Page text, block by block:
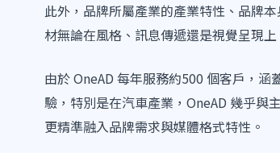
此外，品牌所屬產業的產業特性、品牌
材無論在風格、訊息傳遞還是視覺呈現
由於 OneAD 每年服務約500 個客戶，
驗，特別是在汽車產業，OneAD 幾乎
更精準融入品牌需求與媒體格式特性。